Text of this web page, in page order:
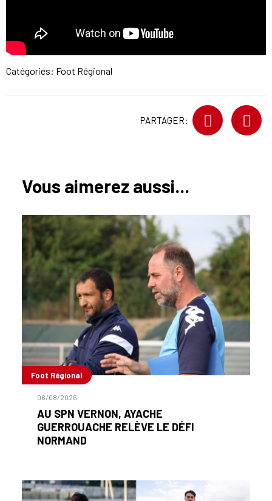
Catégories: Foot Régional
PARTAGER:
Vous aimerez aussi...
Foot Régional
06/08/2026
AU SPN VERNON, AYACHE
GUERROUACHE RELÈVE LE DÉFI
NORMAND